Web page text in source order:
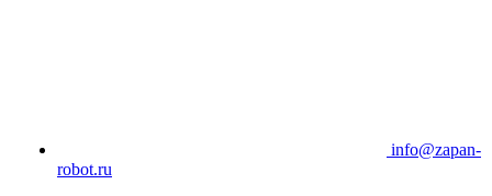
info@zapan-
robot.ru